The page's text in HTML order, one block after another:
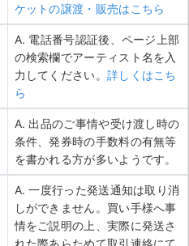
ケットの譲渡・販売はこちら
A. 電話番号認証後、ページ上部
の検索欄でアーティスト名を入
力してください。 詳しくはこち
ら
A. 出品のご事情や受け渡し時の
条件、発券時の手数料の有無等
を書かれる方が多いようです。
A. 一度行った発送通知は取り消
しができません。買い手様へ事
情をご説明の上、実際に発送さ